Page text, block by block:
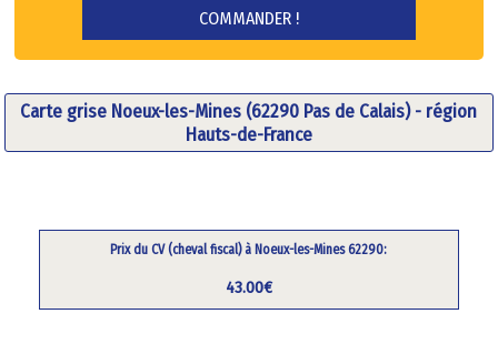
Carte grise Noeux-les-Mines (62290 Pas de Calais) - région
Hauts-de-France
Prix du CV (cheval fiscal) à Noeux-les-Mines 62290:
43.00€